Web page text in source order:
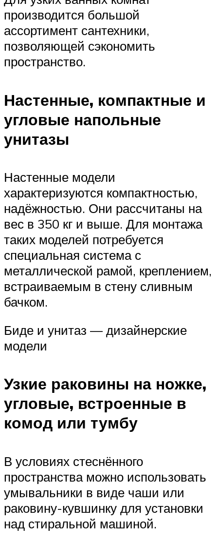
производится большой
ассортимент сантехники,
позволяющей сэкономить
пространство.
Настенные, компактные и
угловые напольные
унитазы
Настенные модели
характеризуются компактностью,
надёжностью. Они рассчитаны на
вес в 350 кг и выше. Для монтажа
таких моделей потребуется
специальная система с
металлической рамой, креплением,
встраиваемым в стену сливным
бачком.
Биде и унитаз — дизайнерские
модели
Узкие раковины на ножке,
угловые, встроенные в
комод или тумбу
В условиях стеснённого
пространства можно использовать
умывальники в виде чаши или
раковину-кувшинку для установки
над стиральной машиной.